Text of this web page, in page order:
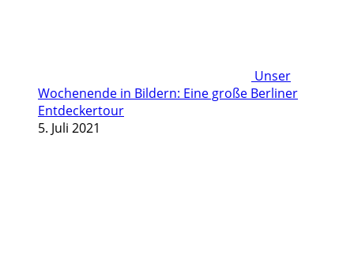
Unser
Wochenende in Bildern: Eine große Berliner
Entdeckertour
5. Juli 2021